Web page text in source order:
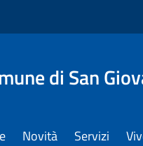
di San
Novità Servizi